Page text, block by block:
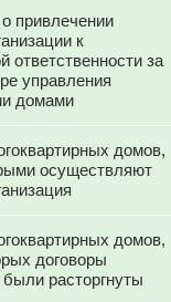
привлечении
к
ответственности за
управления
домами
домов,
осуществляют
домов,
договоры
расторгнуты